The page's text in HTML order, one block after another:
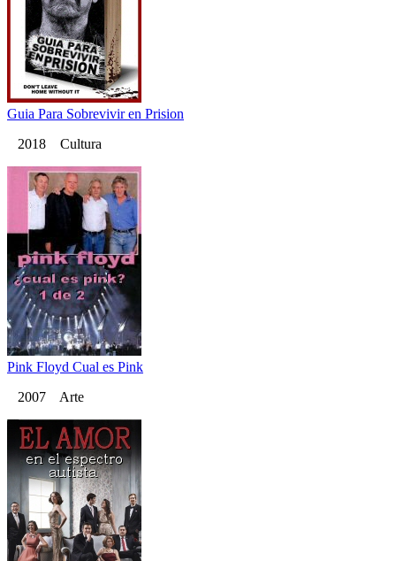
Guia Para Sobrevivir en Prision
2018 Cultura
Pink Floyd Cual es Pink
2007 Arte